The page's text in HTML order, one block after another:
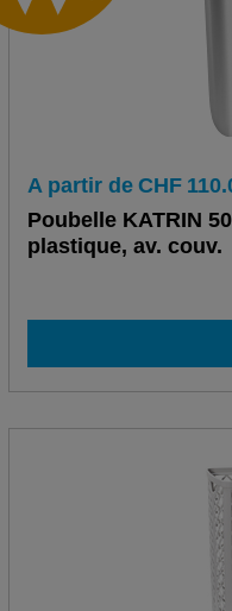
A partir de CHF
Poubelle KATRIN
plastique, av. couv.